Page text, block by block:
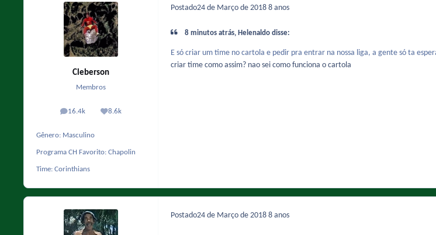
Cleberson
Membros
16.4k
posts 8.6k
Reputação
Gênero: Masculino
Programa CH Favorito: Chapolin
Time: Corinthians
Postado24 de Março de 2018 8 anos
8 minutos atrás, Helenaldo disse:
E só criar um time no cartola e pedir pra entrar na nossa liga, a gente só ta
criar time como assim? nao sei como funciona o cartola
Postado24 de Março de 2018 8 anos